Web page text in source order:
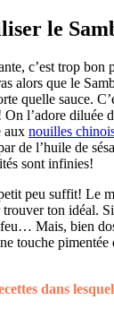
le
c’est trop bon
alors que le
quelle sauce.
l’adore diluée
aux nouilles
de l’huile de
sont infinies!
peu suffit! Le
ton idéal.
Mais, bien
touche pimentée
dans